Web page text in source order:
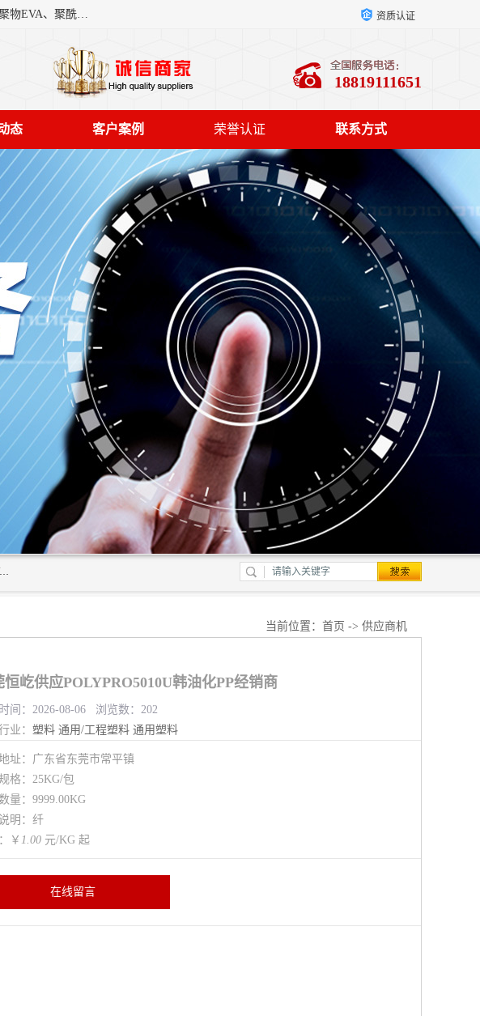
东莞市恒屹国际贸易有限公司（简称：恒屹国际）是一家石化原料综合营销服务商，主营产品乙烯-醋酸乙烯共聚物EVA、聚酰胺PA（尼龙）、醚酯型热塑弹性体TPEE等，公司秉承以市场为导向的战略思想，致力于大宗石化原料在中国市场的营销服务业务，为客户提供一站式的全面服务。 资质认证
18819111651
态 客户案例 荣誉认证 联系方式
东莞市恒屹国际贸易有限公司（简称：恒屹国际）是一家石化原料综合营销服务商，主营产品乙烯-醋酸乙烯共聚物EVA、聚酰胺PA（尼龙）、醚酯型热塑弹性体TPEE等，公司秉承以市场为导向的战略思想，致力于大宗石化原料在中国市场的营销服务业务，为客户提供一站式的全面服务。
当前位置： 首页 -> 供应商机
恒屹供应POLYPRO5010U韩油化PP经销商
间：2026-08-06 浏览数：202
业： 塑料 通用/工程塑料 通用塑料
址：广东省东莞市常平镇
格：25KG/包
量：9999.00KG
明：纤
￥ 1.00 元/KG 起
在线留言